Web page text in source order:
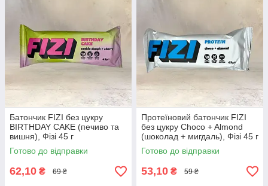
Батончик FIZI без цукру
BIRTHDAY CAKE (печиво та
вишня), Фізі 45 г
Готово до відправки
62,10 ₴ 69 ₴
Протеїновий батончик FIZI
без цукру Choco + Almоnd
(шоколад + мигдаль), Фізі 45 г
Готово до відправки
53,10 ₴ 59 ₴